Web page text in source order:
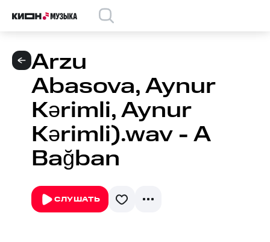
Arzu
Abasova, Aynur
Kərimli, Aynur
Kərimli).wav - A
Bağban
СЛУШАТЬ